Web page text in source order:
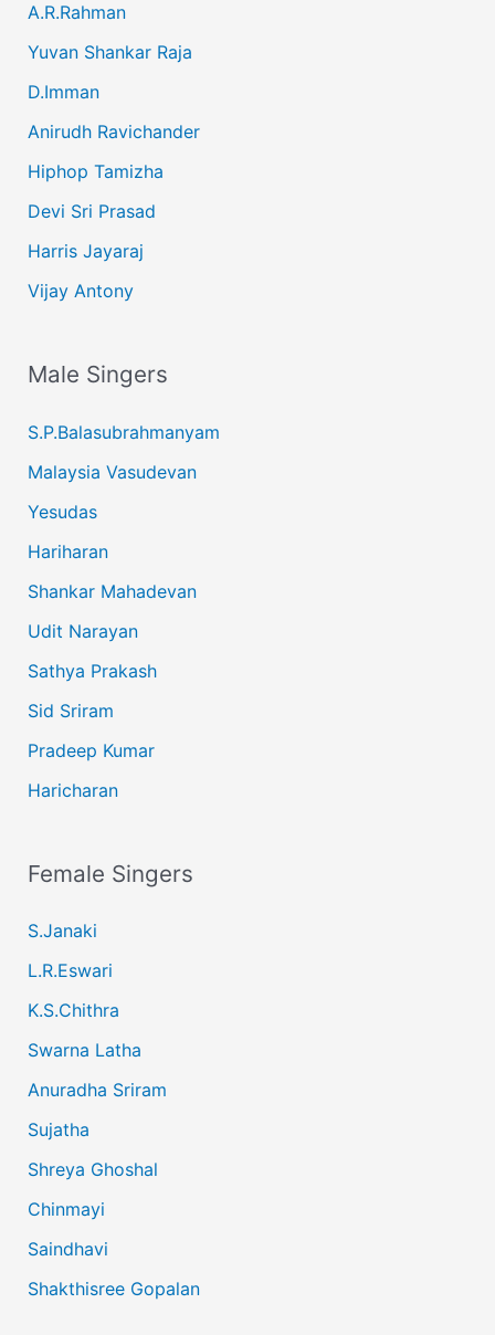
A.R.Rahman
Yuvan Shankar Raja
D.Imman
Anirudh Ravichander
Hiphop Tamizha
Devi Sri Prasad
Harris Jayaraj
Vijay Antony
Male Singers
S.P.Balasubrahmanyam
Malaysia Vasudevan
Yesudas
Hariharan
Shankar Mahadevan
Udit Narayan
Sathya Prakash
Sid Sriram
Pradeep Kumar
Haricharan
Female Singers
S.Janaki
L.R.Eswari
K.S.Chithra
Swarna Latha
Anuradha Sriram
Sujatha
Shreya Ghoshal
Chinmayi
Saindhavi
Shakthisree Gopalan